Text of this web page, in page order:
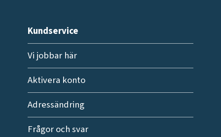
Kundservice
Vi jobbar här
Aktivera konto
Adressändring
Frågor och svar